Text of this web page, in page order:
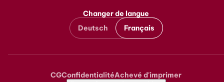
Changer de langue
Deutsch
Français
Metanavigation
CGConfidentialitéAchevé d'imprimer